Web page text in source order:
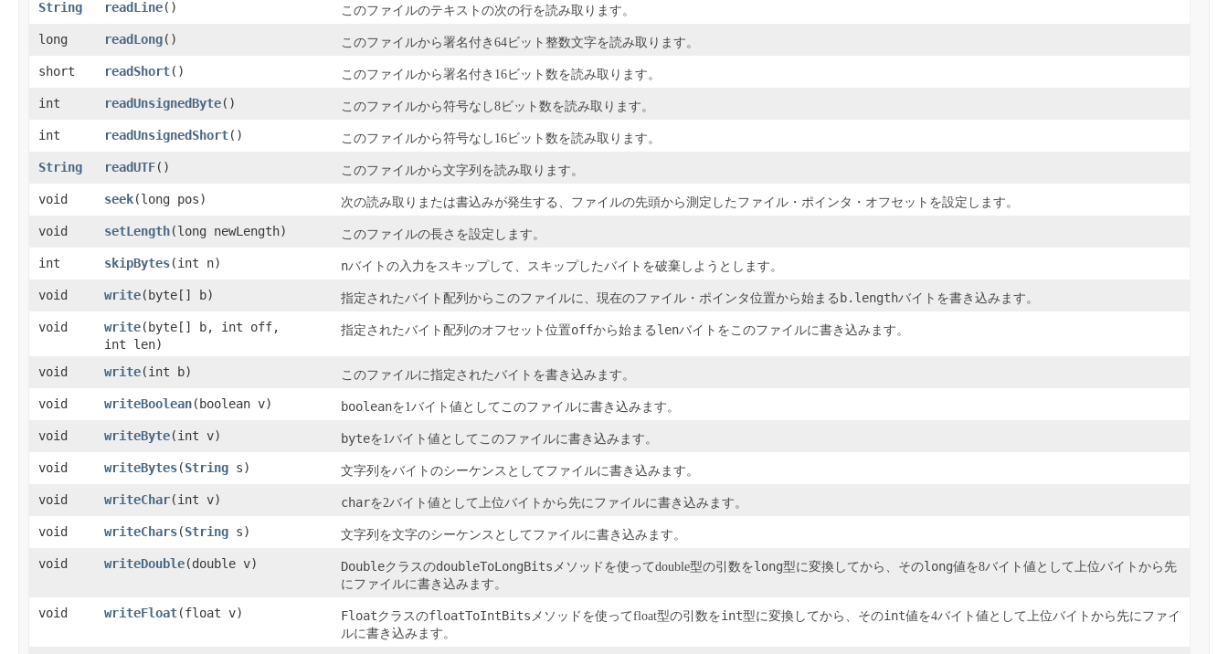
String readLine​() このファイルのテキストの次の行を読み取ります。
long readLong​() このファイルから署名付き64ビット整数文字を読み取ります。
short readShort​() このファイルから署名付き16ビット数を読み取ります。
int readUnsignedByte​() このファイルから符号なし8ビット数を読み取ります。
int readUnsignedShort​() このファイルから符号なし16ビット数を読み取ります。
String readUTF​() このファイルから文字列を読み取ります。
void seek​(long pos) 次の読み取りまたは書込みが発生する、ファイルの先頭から測定したファイル・ポインタ・オフセットを設定します。
void setLength​(long newLength) このファイルの長さを設定します。
int skipBytes​(int n) nバイトの入力をスキップして、スキップしたバイトを破棄しようとします。
void write​(byte[] b) 指定されたバイト配列からこのファイルに、現在のファイル・ポインタ位置から始まる b.lengthバイトを書き込みます。
void write​(byte[] b, int off,
int len)
指定されたバイト配列のオフセット位置offから始まる lenバイトをこのファイルに書き込みます。
void write​(int b) このファイルに指定されたバイトを書き込みます。
void writeBoolean​(boolean v) booleanを1バイト値としてこのファイルに書き込みます。
void writeByte​(int v) byteを1バイト値としてこのファイルに書き込みます。
void writeBytes​(String s) 文字列をバイトのシーケンスとしてファイルに書き込みます。
void writeChar​(int v) charを2バイト値として上位バイトから先にファイルに書き込みます。
void writeChars​(String s) 文字列を文字のシーケンスとしてファイルに書き込みます。
void writeDouble​(double v) DoubleクラスのdoubleToLongBits メソッドを使ってdouble型の引数をlong型に変換してから、そのlong値を8バイト値として上位バイトから先
にファイルに書き込みます。
void writeFloat​(float v) FloatクラスのfloatToIntBits メソッドを使ってfloat型の引数をint型に変換してから、そのint値を4バイト値として上位バイトから先にファイ
ルに書き込みます。